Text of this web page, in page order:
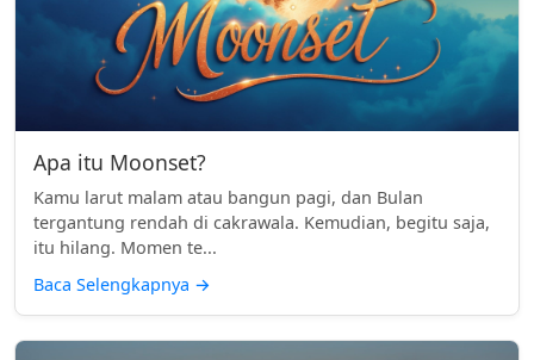
Apa itu Moonset?
Kamu larut malam atau bangun pagi, dan Bulan
tergantung rendah di cakrawala. Kemudian, begitu saja,
itu hilang. Momen te...
Baca Selengkapnya →